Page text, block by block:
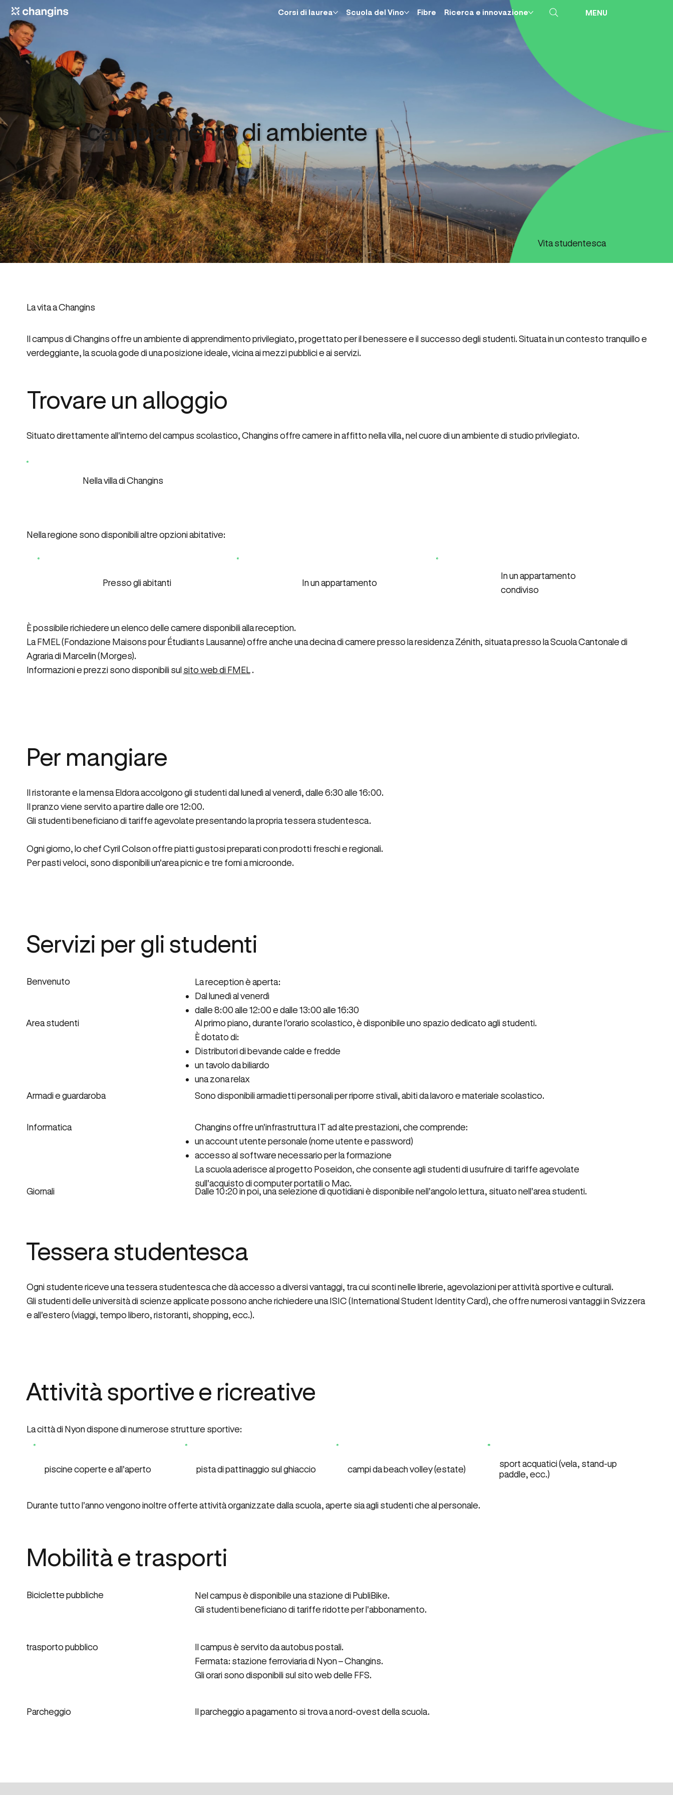
Corsi di laurea Scuola del Vino Fibre Ricerca e innovazione MENU
cambiamento di ambiente
Vita studentesca
La vita a Changins
Il campus di Changins offre un ambiente di apprendimento privilegiato, progettato per il benessere e il successo degli studenti. Situata in un contesto tranquillo e
verdeggiante, la scuola gode di una posizione ideale, vicina ai mezzi pubblici e ai servizi.
Trovare un alloggio
Situato direttamente all'interno del campus scolastico, Changins offre camere in affitto nella villa, nel cuore di un ambiente di studio privilegiato.
Nella villa di Changins
Nella regione sono disponibili altre opzioni abitative:
Presso gli abitanti In un appartamento
In un appartamento
condiviso
È possibile richiedere un elenco delle camere disponibili alla reception.
La FMEL (Fondazione Maisons pour Étudiants Lausanne) offre anche una decina di camere presso la residenza Zénith, situata presso la Scuola Cantonale di
Agraria di Marcelin (Morges).
Informazioni e prezzi sono disponibili sul sito web di FMEL .
Per mangiare
Il ristorante e la mensa Eldora accolgono gli studenti dal lunedì al venerdì, dalle 6:30 alle 16:00.
Il pranzo viene servito a partire dalle ore 12:00.
Gli studenti beneficiano di tariffe agevolate presentando la propria tessera studentesca.
Ogni giorno, lo chef Cyril Colson offre piatti gustosi preparati con prodotti freschi e regionali.
Per pasti veloci, sono disponibili un'area picnic e tre forni a microonde.
Servizi per gli studenti
Benvenuto
La reception è aperta:
Dal lunedì al venerdì
dalle 8:00 alle 12:00 e dalle 13:00 alle 16:30
Area studenti
Al primo piano, durante l'orario scolastico, è disponibile uno spazio dedicato agli studenti.
È dotato di:
Distributori di bevande calde e fredde
un tavolo da biliardo
una zona relax
Armadi e guardaroba
Sono disponibili armadietti personali per riporre stivali, abiti da lavoro e materiale scolastico.
Informatica
Changins offre un'infrastruttura IT ad alte prestazioni, che comprende:
un account utente personale (nome utente e password)
accesso al software necessario per la formazione
La scuola aderisce al progetto Poseidon, che consente agli studenti di usufruire di tariffe agevolate
sull'acquisto di computer portatili o Mac.
Giornali
Dalle 10:20 in poi, una selezione di quotidiani è disponibile nell'angolo lettura, situato nell'area studenti.
Tessera studentesca
Ogni studente riceve una tessera studentesca che dà accesso a diversi vantaggi, tra cui sconti nelle librerie, agevolazioni per attività sportive e culturali.
Gli studenti delle università di scienze applicate possono anche richiedere una ISIC (International Student Identity Card), che offre numerosi vantaggi in Svizzera
e all'estero (viaggi, tempo libero, ristoranti, shopping, ecc.).
Attività sportive e ricreative
La città di Nyon dispone di numerose strutture sportive:
piscine coperte e all'aperto pista di pattinaggio sul ghiaccio campi da beach volley (estate)
sport acquatici (vela, stand-up
paddle, ecc.)
Durante tutto l'anno vengono inoltre offerte attività organizzate dalla scuola, aperte sia agli studenti che al personale.
Mobilità e trasporti
Biciclette pubbliche
Nel campus è disponibile una stazione di PubliBike.
Gli studenti beneficiano di tariffe ridotte per l'abbonamento.
trasporto pubblico
Il campus è servito da autobus postali.
Fermata: stazione ferroviaria di Nyon – Changins.
Gli orari sono disponibili sul sito web delle FFS.
Parcheggio Il parcheggio a pagamento si trova a nord-ovest della scuola.